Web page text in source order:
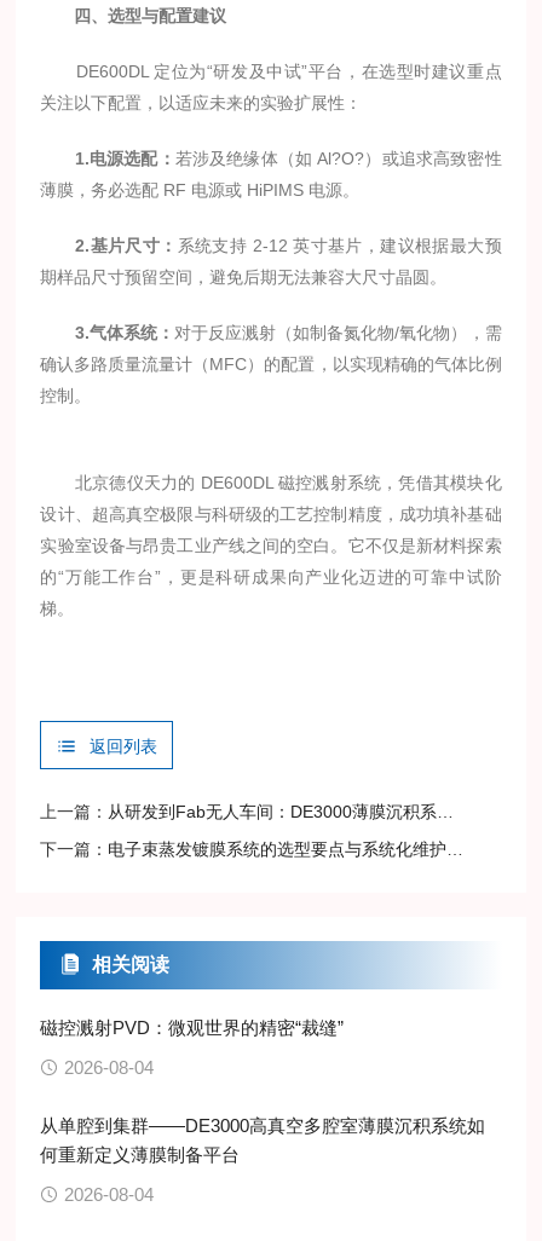
四、选型与配置建议
DE600DL 定位为“研发及中试”平台，在选型时建议重点
关注以下配置，以适应未来的实验扩展性：
1.电源选配： 若涉及绝缘体（如 Al?O?）或追求高致密性
薄膜，务必选配 RF 电源或 HiPIMS 电源。
2.基片尺寸： 系统支持 2-12 英寸基片，建议根据最大预
期样品尺寸预留空间，避免后期无法兼容大尺寸晶圆。
3.气体系统： 对于反应溅射（如制备氮化物/氧化物），需
确认多路质量流量计（MFC）的配置，以实现精确的气体比例
控制。
北京德仪天力的 DE600DL 磁控溅射系统，凭借其模块化
设计、超高真空极限与科研级的工艺控制精度，成功填补基础
实验室设备与昂贵工业产线之间的空白。它不仅是新材料探索
的“万能工作台”，更是科研成果向产业化迈进的可靠中试阶
梯。
返回列表
上一篇： 从研发到Fab无人车间：DE3000薄膜沉积系统在半导体与光电子中的应用
下一篇： 电子束蒸发镀膜系统的选型要点与系统化维护保养指南
相关阅读
磁控溅射PVD：微观世界的精密“裁缝”
2026-08-04
从单腔到集群——DE3000高真空多腔室薄膜沉积系统如
何重新定义薄膜制备平台
2026-08-04